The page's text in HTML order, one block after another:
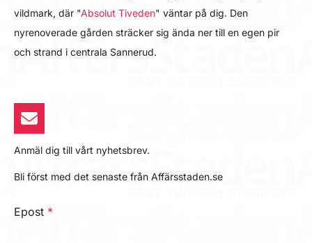
vildmark, där "Absolut Tiveden" väntar på dig. Den
nyrenoverade gården sträcker sig ända ner till en egen pir
och strand i centrala Sannerud.
Anmäl dig till vårt nyhetsbrev.
Bli först med det senaste från Affärsstaden.se
Epost *